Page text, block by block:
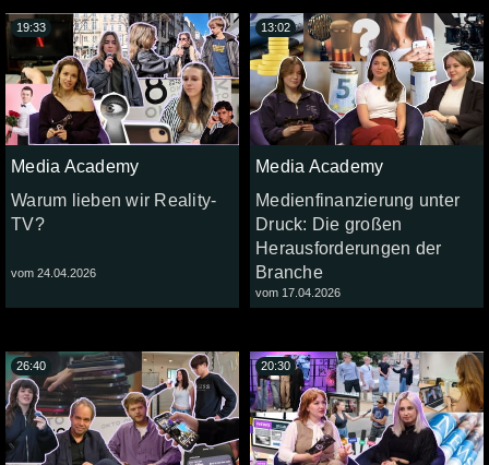
Media Academy
Warum lieben wir Reality-
TV?
vom 24.04.2026
19:33
Media Academy
Medienfinanzierung unter
Druck: Die großen
Herausforderungen der
Branche
vom 17.04.2026
13:02
26:40 20:30